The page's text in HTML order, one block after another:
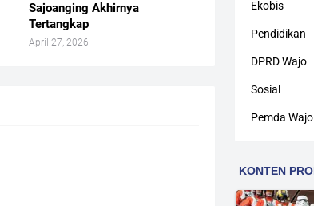
Sajoanging Akhirnya
Tertangkap
April 27, 2026
Ekobis
Pendidikan
DPRD Wajo
Sosial
Pemda Wajo